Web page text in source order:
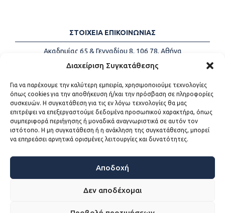
Διαχείριση Συγκατάθεσης
Για να παρέχουμε την καλύτερη εμπειρία, χρησιμοποιούμε τεχνολογίες
όπως cookies για την αποθήκευση ή/και την πρόσβαση σε πληροφορίες
συσκευών. Η συγκατάθεση για τις εν λόγω τεχνολογίες θα μας
επιτρέψει να επεξεργαστούμε δεδομένα προσωπικού χαρακτήρα, όπως
συμπεριφορά περιήγησης ή μοναδικά αναγνωριστικά σε αυτόν τον
ιστότοπο. Η μη συγκατάθεση ή η ανάκληση της συγκατάθεσης, μπορεί
να επηρεάσει αρνητικά ορισμένες λειτουργίες και δυνατότητες.
Αποδοχή
Δεν αποδέχομαι
ΣΤΟΙΧΕΙΑ ΕΠΙΚΟΙΝΩΝΙΑΣ
Ακαδημίας 65 & Γενναδίου 8, 106 78, Αθήνα
Τηλέφωνα:
+30 213-2147500
Email:
info@kede.gr
ΧΡΗΣΙΜΟΙ ΣΥΝΔΕΣΜΟΙ
Η ΚΕΔΕ
Sitemap
Προσβασιμότητα
Όροι χρήσης